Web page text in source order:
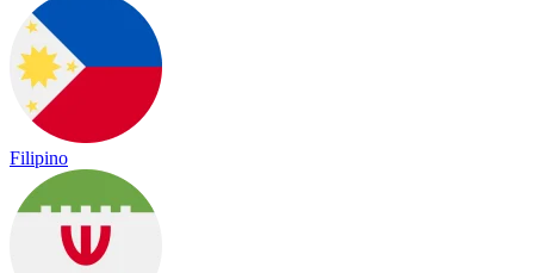
Filipino